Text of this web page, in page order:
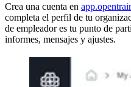
Crea una cuenta en
completa el perfil de tu
de empleador es tu punto de
informes, mensajes y ajustes.